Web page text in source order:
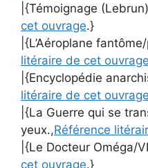
|{Témoignage
cet ouvrage.}
|{L’Aéroplane
litéraire de cet ouvrage
|{Encyclopédie
litéraire de cet ouvrage
|{La Guerre qui se
yeux.,Référence
|{Le Docteur Oméga/
cet ouvrage.}